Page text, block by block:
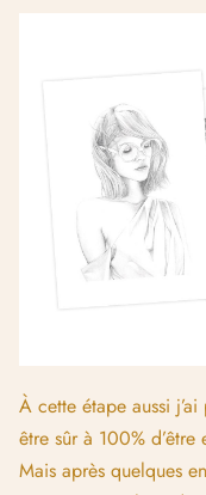
standards de la marque.
Voici les premières
à l’étape de la
« Sketch #3
far. Love it!
Sketch #6
(Maybe minor
And the sky